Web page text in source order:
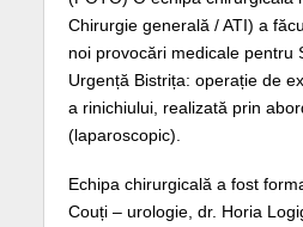
Chirurgie generală / ATI) a
noi provocări medicale pentru
Urgență Bistrița: operație de
a rinichiului, realizată prin
(laparoscopic).
Echipa chirurgicală a fost
Couți – urologie, dr. Horia